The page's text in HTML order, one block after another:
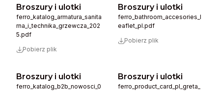
Broszury i ulotki
ferro_katalog_armatura_sanita
rna_i_technika_grzewcza_202
5.pdf
Pobierz plik
Broszury i ulotki
ferro_bathroom_accesories_l
eaflet_pl.pdf
Pobierz plik
Broszury i ulotki
ferro_katalog_b2b_nowosci_0
Broszury i ulotki
ferro_product_card_pl_greta_